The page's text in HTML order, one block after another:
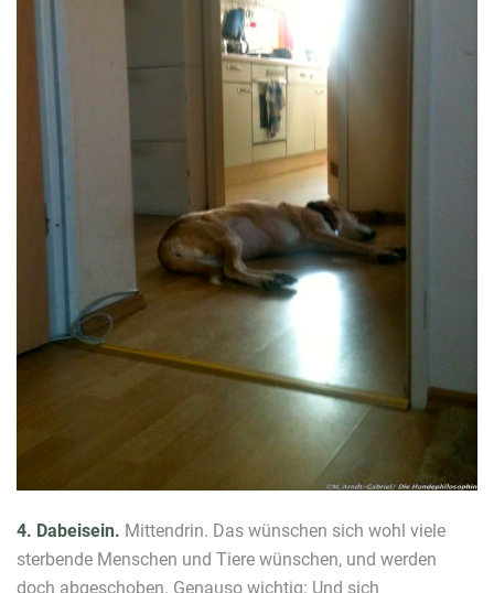
4. Dabeisein. Mittendrin. Das wünschen sich wohl viele
sterbende Menschen und Tiere wünschen, und werden
doch abgeschoben. Genauso wichtig: Und sich